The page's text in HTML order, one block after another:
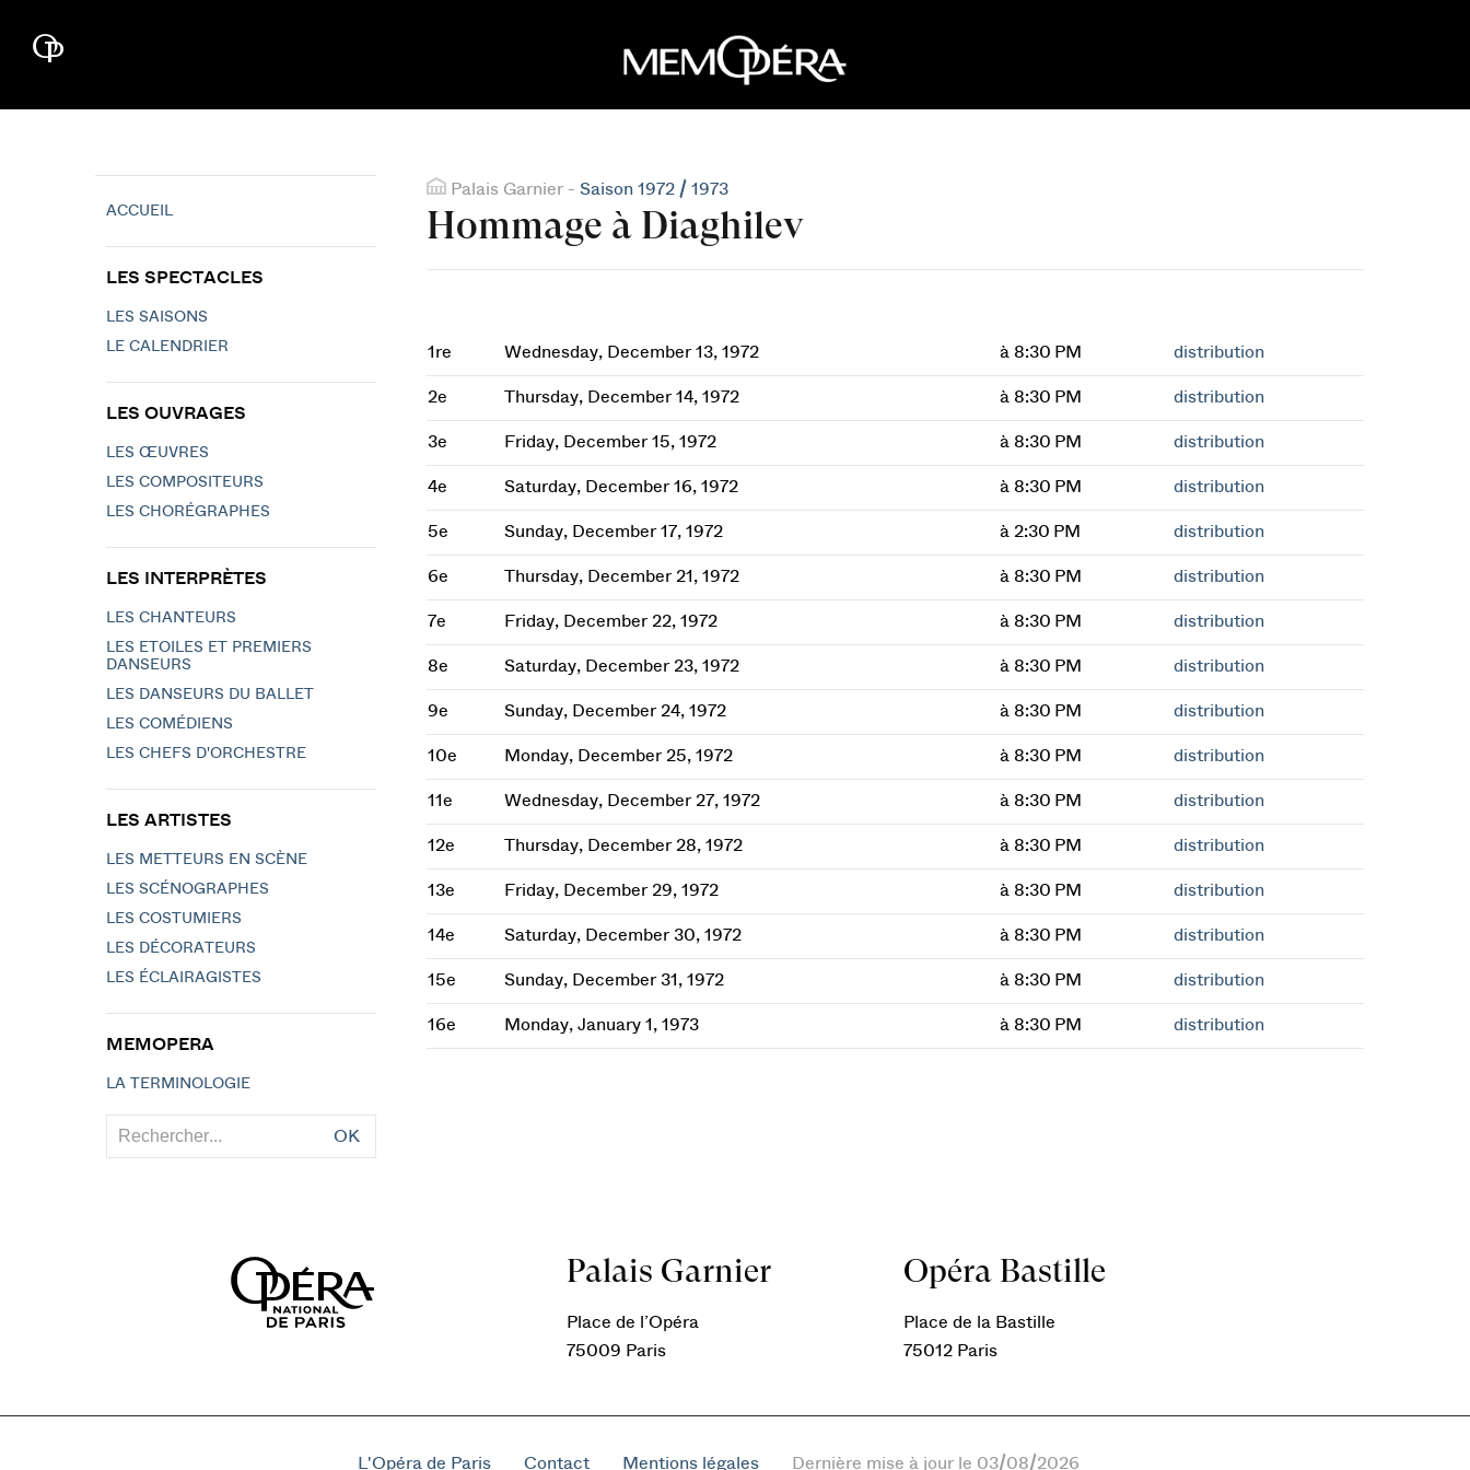
Palais Garnier - Saison 1972 / 1973
Hommage à Diaghilev
1re Wednesday, December 13, 1972 à 8:30 PM distribution
2e Thursday, December 14, 1972 à 8:30 PM distribution
3e Friday, December 15, 1972 à 8:30 PM distribution
4e Saturday, December 16, 1972 à 8:30 PM distribution
5e Sunday, December 17, 1972 à 2:30 PM distribution
6e Thursday, December 21, 1972 à 8:30 PM distribution
7e Friday, December 22, 1972 à 8:30 PM distribution
8e Saturday, December 23, 1972 à 8:30 PM distribution
9e Sunday, December 24, 1972 à 8:30 PM distribution
10e Monday, December 25, 1972 à 8:30 PM distribution
11e Wednesday, December 27, 1972 à 8:30 PM distribution
12e Thursday, December 28, 1972 à 8:30 PM distribution
13e Friday, December 29, 1972 à 8:30 PM distribution
14e Saturday, December 30, 1972 à 8:30 PM distribution
15e Sunday, December 31, 1972 à 8:30 PM distribution
16e Monday, January 1, 1973 à 8:30 PM distribution
ACCUEIL
LES SPECTACLES
LES SAISONS
LE CALENDRIER
LES OUVRAGES
LES ŒUVRES
LES COMPOSITEURS
LES CHORÉGRAPHES
LES INTERPRÈTES
LES CHANTEURS
LES ETOILES ET PREMIERS
DANSEURS
LES DANSEURS DU BALLET
LES COMÉDIENS
LES CHEFS D'ORCHESTRE
LES ARTISTES
LES METTEURS EN SCÈNE
LES SCÉNOGRAPHES
LES COSTUMIERS
LES DÉCORATEURS
LES ÉCLAIRAGISTES
MEMOPERA
LA TERMINOLOGIE
OK
Palais Garnier
Place de l’Opéra
75009 Paris
Opéra Bastille
Place de la Bastille
75012 Paris
L'Opéra de Paris Contact Mentions légales Dernière mise à jour le 03/08/2026